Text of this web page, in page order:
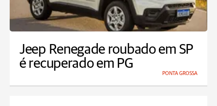
Jeep Renegade roubado em SP
é recuperado em PG
PONTA GROSSA